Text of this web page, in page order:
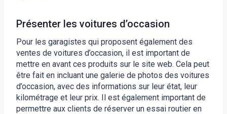
Présenter les voitures d’occasion
Pour les garagistes qui proposent également des
ventes de voitures d’occasion, il est important de
mettre en avant ces produits sur le site web. Cela peut
être fait en incluant une galerie de photos des voitures
d’occasion, avec des informations sur leur état, leur
kilométrage et leur prix. Il est également important de
permettre aux clients de réserver un essai routier en